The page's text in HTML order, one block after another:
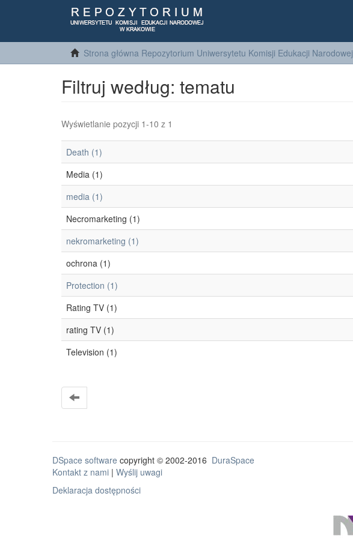
Strona główna Repozytorium Uniwersytetu Komisji Edukacji Narodowej
Filtruj według: tematu
Wyświetlanie pozycji 1-10 z 1
Death (1)
Media (1)
media (1)
Necromarketing (1)
nekromarketing (1)
ochrona (1)
Protection (1)
Rating TV (1)
rating TV (1)
Television (1)
DSpace software copyright © 2002-2016 DuraSpace
Kontakt z nami | Wyślij uwagi
Deklaracja dostępności